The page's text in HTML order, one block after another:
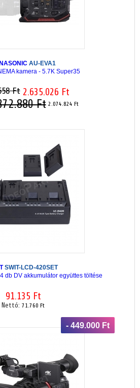
AU-EVA1
kamera - 5.7K Super35
Ft 2.635.026 Ft
Ft 2.074.824 Ft
SWIT-LCD-420SET
db DV akkumulátor együttes töltése
91.135 Ft
Nettó: 71.760 Ft
- 449.000 Ft